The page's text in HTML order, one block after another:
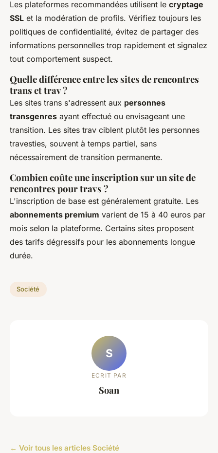
Les plateformes recommandées utilisent le cryptage
SSL et la modération de profils. Vérifiez toujours les
politiques de confidentialité, évitez de partager des
informations personnelles trop rapidement et signalez
tout comportement suspect.
Quelle différence entre les sites de rencontres
trans et trav ?
Les sites trans s'adressent aux personnes
transgenres ayant effectué ou envisageant une
transition. Les sites trav ciblent plutôt les personnes
travesties, souvent à temps partiel, sans
nécessairement de transition permanente.
Combien coûte une inscription sur un site de
rencontres pour travs ?
L'inscription de base est généralement gratuite. Les
abonnements premium varient de 15 à 40 euros par
mois selon la plateforme. Certains sites proposent
des tarifs dégressifs pour les abonnements longue
durée.
Société
S
ECRIT PAR
Soan
← Voir tous les articles Société